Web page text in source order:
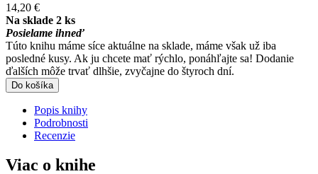
14,20 €
Na sklade 2 ks
Posielame ihneď
Túto knihu máme síce aktuálne na sklade, máme však už iba
posledné kusy. Ak ju chcete mať rýchlo, ponáhľajte sa! Dodanie
ďalších môže trvať dlhšie, zvyčajne do štyroch dní.
Do košíka
Popis knihy
Podrobnosti
Recenzie
Viac o knihe